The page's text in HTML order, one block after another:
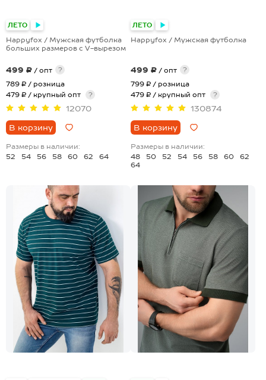
ЛЕТО
Happyfox / Мужская футболка
больших размеров c V-вырезом
499 ₽ / опт
?
789 ₽ / розница
479 ₽ / крупный опт
?
12070
В корзину
Размеры в наличии:
52
54 56 58 60 62 64
ЛЕТО
Happyfox / Мужская футболка
499 ₽ / опт
?
799 ₽ / розница
479 ₽ / крупный опт
?
130874
В корзину
Размеры в наличии:
48
50 52 54 56 58 60
62
64